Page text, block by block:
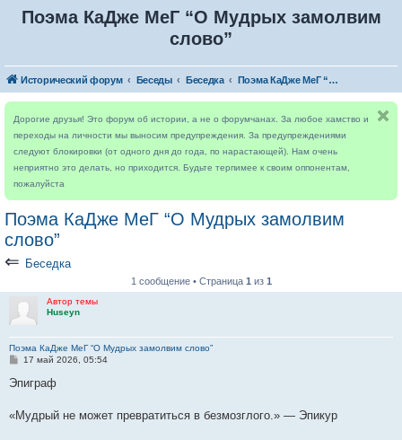
Поэма КаДже МеГ “О Мудрых замолвим
слово”
Исторический форум Беседы Беседка Поэма КаДже МеГ “О Мудрых замолвим слово”
Дорогие друзья! Это форум об истории, а не о форумчанах. За любое хамство и
переходы на личности мы выносим предупреждения. За предупреждениями
следуют блокировки (от одного дня до года, по нарастающей). Нам очень
неприятно это делать, но приходится. Будьте терпимее к своим оппонентам,
пожалуйста
Поэма КаДже МеГ “О Мудрых замолвим
слово”
⇐ Беседка
1 сообщение • Страница 1 из 1
Автор темы
Huseyn
Поэма КаДже МеГ “О Мудрых замолвим слово”
С
о
е
17 май 2026, 05:54
Эпиграф
«Мудрый не может превратиться в безмозглого.» — Эпикур